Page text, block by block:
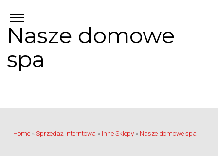
Nasze domowe
spa
Home »Sprzedaż Interntowa » Inne Sklepy » Nasze domowe spa